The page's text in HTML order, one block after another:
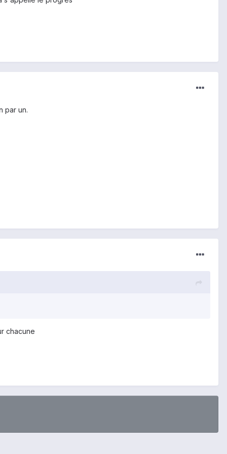
par un.
chacune